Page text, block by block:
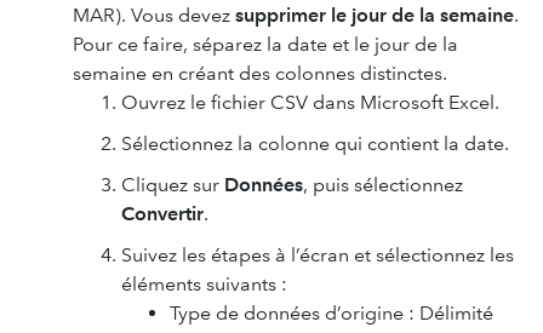
MAR). Vous devez supprimer le jour de la semaine.
Pour ce faire, séparez la date et le jour de la
semaine en créant des colonnes distinctes.
Ouvrez le fichier CSV dans Microsoft Excel.
Sélectionnez la colonne qui contient la date.
Cliquez sur Données, puis sélectionnez
Convertir.
Suivez les étapes à l’écran et sélectionnez les
éléments suivants :
Type de données d’origine : Délimité